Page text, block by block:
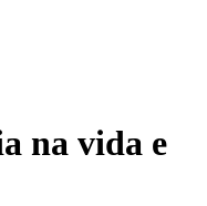
na vida e